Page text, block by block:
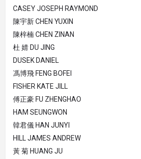
CASEY JOSEPH RAYMOND
陳宇新 CHEN YUXIN
陳梓楠 CHEN ZINAN
杜 婧 DU JING
DUSEK DANIEL
馮博飛 FENG BOFEI
FISHER KATE JILL
傅正豪 FU ZHENGHAO
HAM SEUNGWON
韓君儀 HAN JUNYI
HILL JAMES ANDREW
黃 菊 HUANG JU